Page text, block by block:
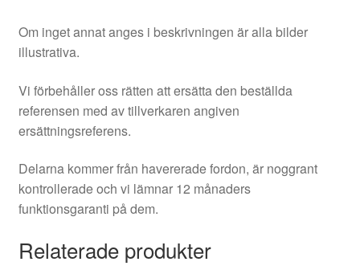
Om inget annat anges i beskrivningen är alla bilder
illustrativa.
Vi förbehåller oss rätten att ersätta den beställda
referensen med av tillverkaren angiven
ersättningsreferens.
Delarna kommer från havererade fordon, är noggrant
kontrollerade och vi lämnar 12 månaders
funktionsgaranti på dem.
Relaterade produkter